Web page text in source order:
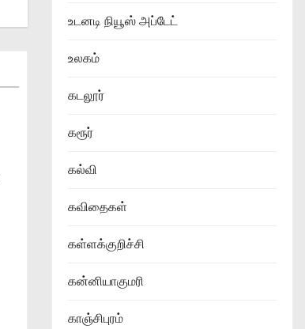
உடனடி நியூஸ் அப்டேட்
உலகம்
கடலூர்
கரூர்
கல்வி
கவிதைகள்
கள்ளக்குறிச்சி
கன்னியாகுமரி
காஞ்சிபுரம்